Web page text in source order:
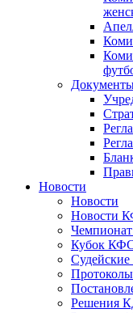
Новости
Новости
Новости
Кубок
Судейские
Решения